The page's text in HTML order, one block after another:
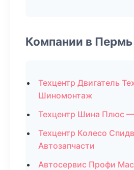
Компании в Пермь
Техцентр Двигатель
Шиномонтаж
Техцентр Шина Плюс
Техцентр Колесо
Автозапчасти
Автосервис Профи